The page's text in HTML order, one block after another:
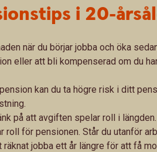
i 20-
när du börjar jobba och öka
eller att bli kompenserad om du
kan du ta högre risk i ditt
på att avgiften spelar roll i längden.
roll för pensionen. Står du utanför
jobba ett år längre för att få